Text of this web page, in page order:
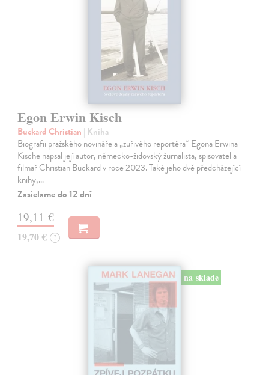
Egon Erwin Kisch
Buckard Christian | Kniha
Biografii pražského novináře a „zuřivého reportéra“ Egona Erwina
Kische napsal její autor, německo-židovský žurnalista, spisovatel a
filmař Christian Buckard v roce 2023. Také jeho dvě předcházející
knihy,…
Zasielame do 12 dní
19,11 €
19,70 € ?
na sklade